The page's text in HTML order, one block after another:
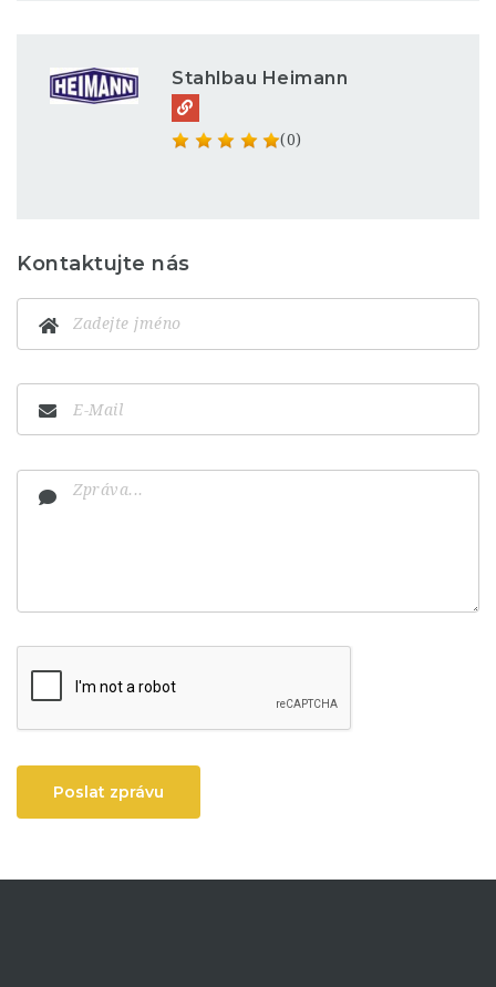
Stahlbau Heimann
(0)
Kontaktujte nás
Poslat zprávu